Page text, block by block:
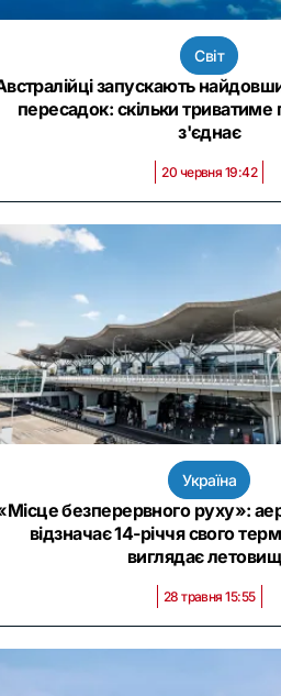
Світ
запускають
пересадок: скільки триватиме
з'єднає
20 червня 19:42
Україна
безперервного руху»:
відзначає 14-річчя свого
виглядає
28 травня 15:55